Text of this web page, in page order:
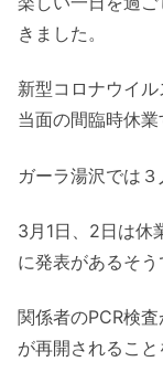
きました。
新型コロナウイ
当面の間臨時休業
ガーラ湯沢では
3月1日、2日は休
に発表があるそう
関係者のPCR検
が再開されること